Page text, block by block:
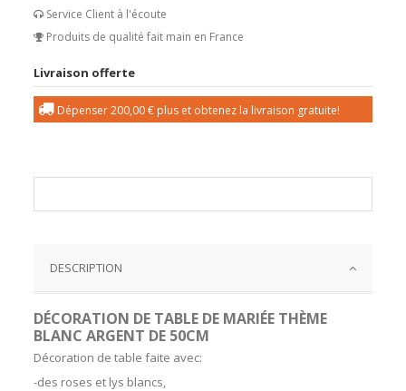
Service Client à l'écoute
Produits de qualité fait main en France
Livraison offerte
Dépenser200,00 € plus et obtenez la livraison gratuite!
DESCRIPTION
DÉCORATION DE TABLE DE MARIÉE THÈME
BLANC ARGENT DE 50CM
Décoration de table faite avec:
-des roses et lys blancs,